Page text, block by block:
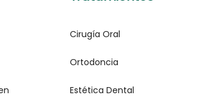
Cirugía Oral
Ortodoncia
Estética Dental